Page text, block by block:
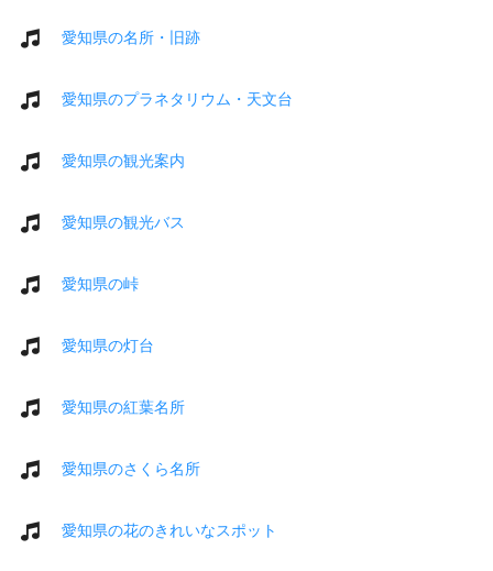
愛知県の名所・旧跡
愛知県のプラネタリウム・天文台
愛知県の観光案内
愛知県の観光バス
愛知県の峠
愛知県の灯台
愛知県の紅葉名所
愛知県のさくら名所
愛知県の花のきれいなスポット